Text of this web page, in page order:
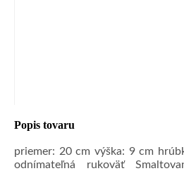
Popis tovaru
priemer: 20 cm výška: 9 cm
odnímateľná rukoväť